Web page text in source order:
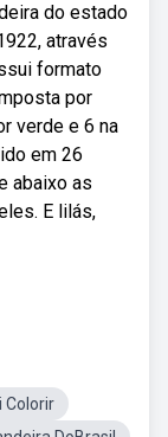
do estado
através
formato
por
verde e 6 na
em 26
abaixo as
E lilás,
Colorir